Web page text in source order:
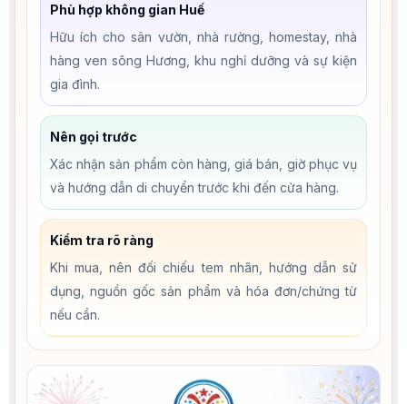
Phù hợp không gian Huế
Hữu ích cho sân vườn, nhà rường, homestay, nhà
hàng ven sông Hương, khu nghỉ dưỡng và sự kiện
gia đình.
Nên gọi trước
Xác nhận sản phẩm còn hàng, giá bán, giờ phục vụ
và hướng dẫn di chuyển trước khi đến cửa hàng.
Kiểm tra rõ ràng
Khi mua, nên đối chiếu tem nhãn, hướng dẫn sử
dụng, nguồn gốc sản phẩm và hóa đơn/chứng từ
nếu cần.